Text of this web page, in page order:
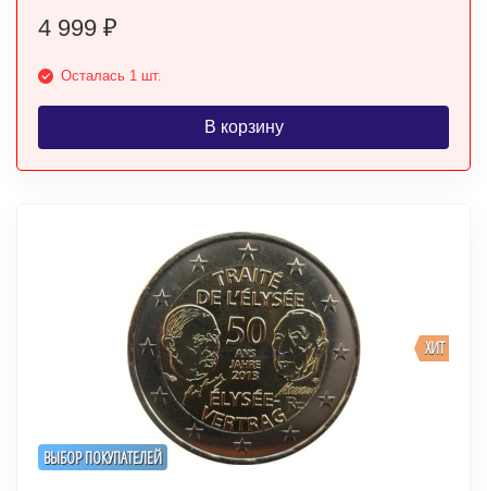
4 999 ₽
Осталась 1 шт.
В корзину
ВЫБОР ПОКУПАТЕЛЕЙ
ХИТ